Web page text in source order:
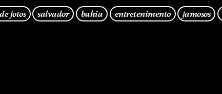
fotos salvador bahia entretenimento famosos